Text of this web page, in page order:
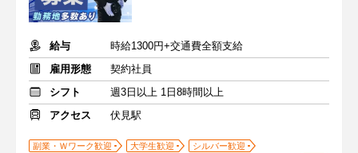
給与
時給1300円+交通費全額支給
雇用形態
契約社員
シフト
週3日以上 1日8時間以上
アクセス
伏見駅
副業・Ｗワーク歓迎 大学生歓迎
シルバー歓迎